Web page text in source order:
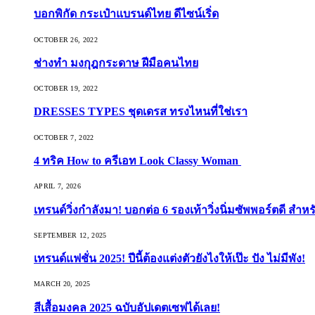
บอกพิกัด กระเป๋าแบรนด์ไทย ดีไซน์เริ่ด
OCTOBER 26, 2022
ช่างทำ มงกุฎกระดาษ ฝีมือคนไทย
OCTOBER 19, 2022
DRESSES TYPES ชุดเดรส ทรงไหนที่ใช่เรา
OCTOBER 7, 2022
4 ทริค How to ครีเอท Look Classy Woman
APRIL 7, 2026
เทรนด์วิ่งกำลังมา! บอกต่อ 6 รองเท้าวิ่งนิ่มซัพพอร์ตดี สำห
SEPTEMBER 12, 2025
เทรนด์แฟชั่น 2025! ปีนี้ต้องแต่งตัวยังไงให้เป๊ะ ปัง ไม่มีพัง!
MARCH 20, 2025
สีเสื้อมงคล 2025 ฉบับอัปเดตเซฟได้เลย!